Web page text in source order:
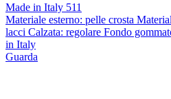
Made in Italy 511
Materiale esterno: pelle crosta
lacci Calzata: regolare Fondo
in Italy
Guarda